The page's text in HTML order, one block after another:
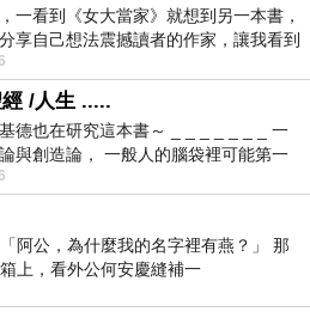
一看到《女大當家》就想到另一本書，
享自己想法震撼讀者的作家，讓我看到
家庭！ 《女大
/人生 .....
德也在研究這本書～ _ _ _ _ _ _ _ 一
與創造論， 一般人的腦袋裡可能第一
進化論很科
阿公，為什麼我的名字裡有燕？」 那
上，看外公何安慶縫補一